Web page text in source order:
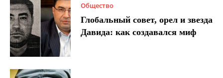
Общество
Глобальный совет, орел и звезда
Давида: как создавался миф